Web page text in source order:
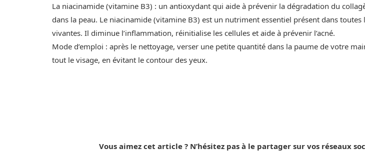
La niacinamide (vitamine B3) : un antioxydant qui aide à prévenir la dégradation du
dans la peau. Le niacinamide (vitamine B3) est un nutriment essentiel présent dans toutes
vivantes. Il diminue l’inflammation, réinitialise les cellules et aide à prévenir l’acné.
Mode d’emploi : après le nettoyage, verser une petite quantité dans la paume de votre
tout le visage, en évitant le contour des yeux.
Vous aimez cet article ? N’hésitez pas à le partager sur vos réseaux